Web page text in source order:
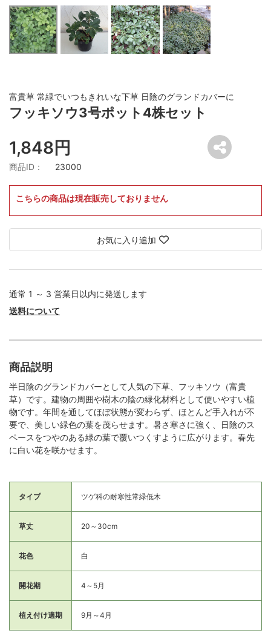
富貴草 常緑でいつもきれいな下草 日陰のグランドカバーに
フッキソウ3号ポット4株セット
1,848円
商品ID： 23000
こちらの商品は現在販売しておりません
お気に入り追加
通常 1 ～ 3 営業日以内に発送します
送料について
商品説明
半日陰のグランドカバーとして人気の下草、フッキソウ（富貴
草）です。建物の周囲や樹木の陰の緑化材料として使いやすい植
物です。年間を通してほぼ状態が変わらず、ほとんど手入れが不
要で、美しい緑色の葉を茂らせます。暑さ寒さに強く、日陰のス
ペースをつやのある緑の葉で覆いつくすように広がります。春先
に白い花を咲かせます。
タイプ ツゲ科の耐寒性常緑低木
草丈 20～30cm
花色 白
開花期 4～5月
植え付け適期 9月～4月